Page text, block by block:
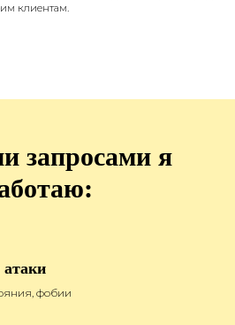
клиентам.
запросами я
фобии